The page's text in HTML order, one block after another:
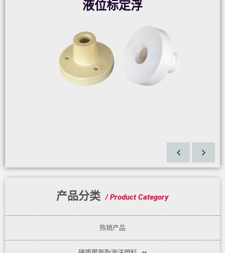
液位标定浮
产品分类 / Product Category
热销产品